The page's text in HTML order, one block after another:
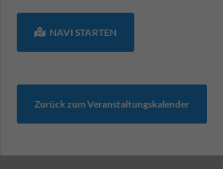
NAVI STARTEN
Zurück zum Veranstaltungskalender